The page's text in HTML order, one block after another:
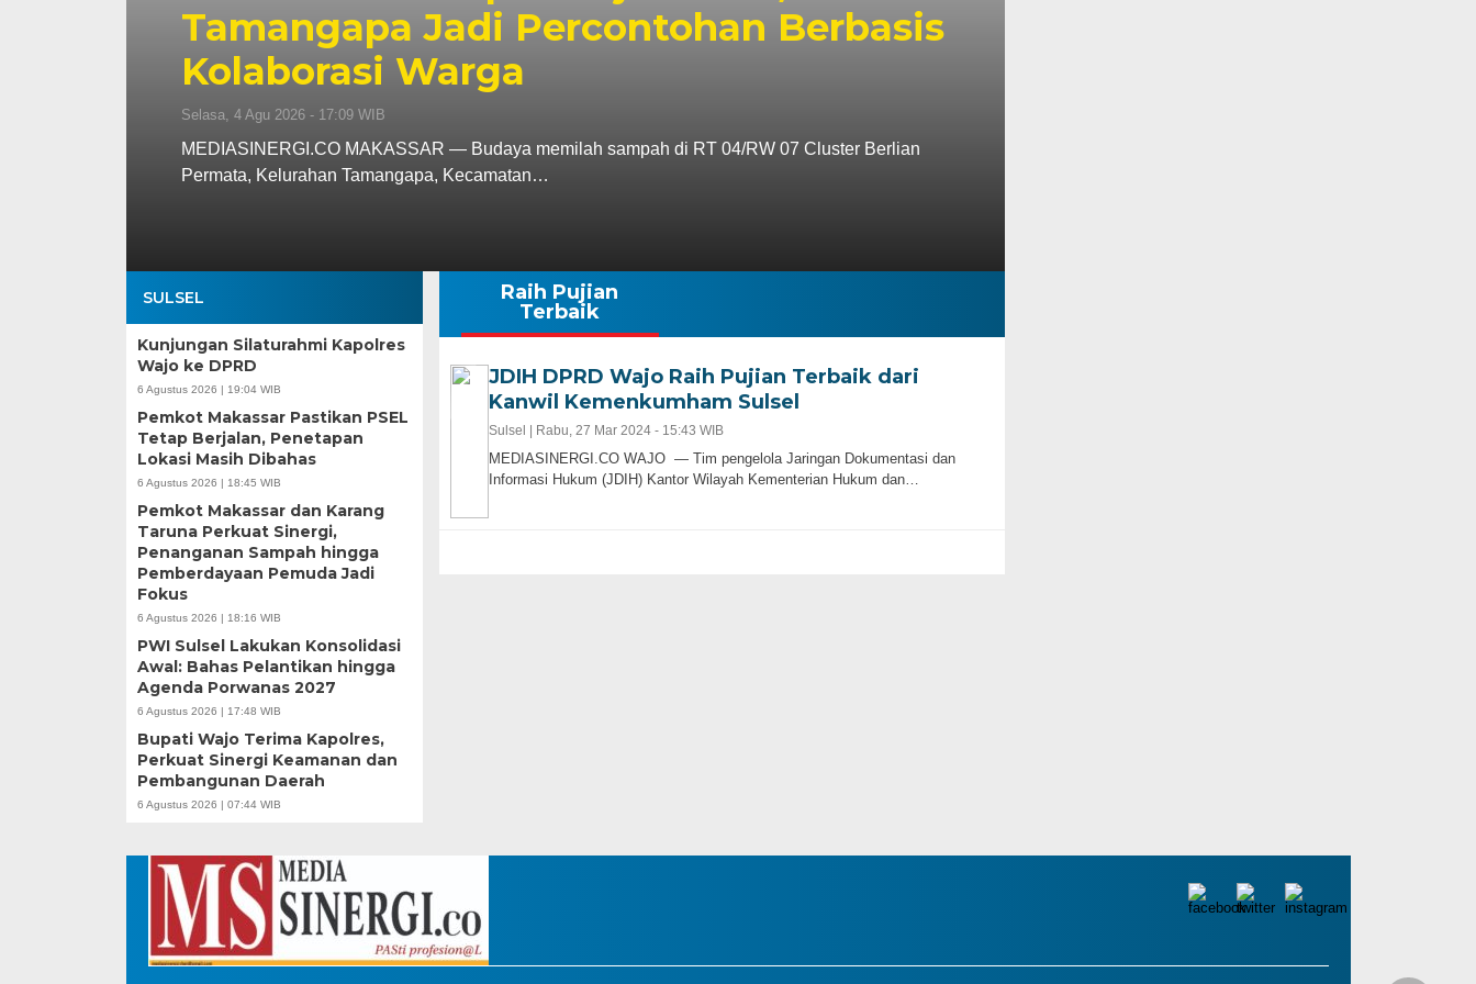
Tamangapa Jadi Percontohan Berbasis
Kolaborasi Warga
Selasa, 4 Agu 2026 - 17:09 WIB
MEDIASINERGI.CO MAKASSAR — Budaya memilah sampah di RT 04/RW 07 Cluster Berlian
Permata, Kelurahan Tamangapa, Kecamatan…
SULSEL
Kunjungan Silaturahmi Kapolres
Wajo ke DPRD
6 Agustus 2026 | 19:04 WIB
Pemkot Makassar Pastikan PSEL
Tetap Berjalan, Penetapan
Lokasi Masih Dibahas
6 Agustus 2026 | 18:45 WIB
Pemkot Makassar dan Karang
Taruna Perkuat Sinergi,
Penanganan Sampah hingga
Pemberdayaan Pemuda Jadi
Fokus
6 Agustus 2026 | 18:16 WIB
PWI Sulsel Lakukan Konsolidasi
Awal: Bahas Pelantikan hingga
Agenda Porwanas 2027
6 Agustus 2026 | 17:48 WIB
Bupati Wajo Terima Kapolres,
Perkuat Sinergi Keamanan dan
Pembangunan Daerah
6 Agustus 2026 | 07:44 WIB
Raih Pujian
Terbaik
JDIH DPRD Wajo Raih Pujian Terbaik dari
Kanwil Kemenkumham Sulsel
Sulsel | Rabu, 27 Mar 2024 - 15:43 WIB
MEDIASINERGI.CO WAJO — Tim pengelola Jaringan Dokumentasi dan
Informasi Hukum (JDIH) Kantor Wilayah Kementerian Hukum dan…